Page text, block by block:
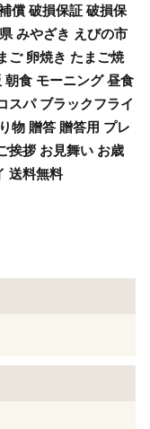
償 破損保証 破損保
みやざき えびの市
ご 卵焼き たまご焼
朝食 モーニング 昼食
スパ ブラックフライ
物 贈答 贈答用 プレ
挨拶 お見舞い お歳
送料無料